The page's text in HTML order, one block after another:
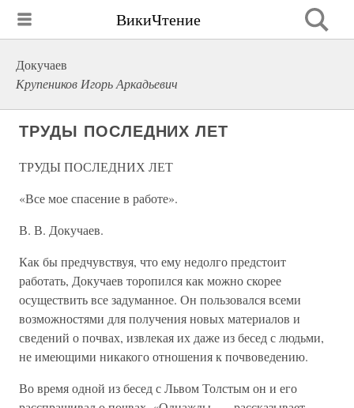
ВикиЧтение
Докучаев
Крупеников Игорь Аркадьевич
ТРУДЫ ПОСЛЕДНИХ ЛЕТ
ТРУДЫ ПОСЛЕДНИХ ЛЕТ
«Все мое спасение в работе».
В. В. Докучаев.
Как бы предчувствуя, что ему недолго предстоит
работать, Докучаев торопился как можно скорее
осуществить все задуманное. Он пользовался всеми
возможностями для получения новых материалов и
сведений о почвах, извлекая их даже из бесед с людьми,
не имеющими никакого отношения к почвоведению.
Во время одной из бесед с Львом Толстым он и его